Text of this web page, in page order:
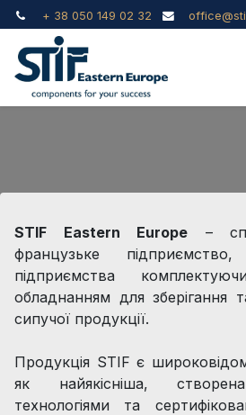
+ 38 050 149 02 32
STIF Eastern Europe –
французьке
підприємства
обладнанням для зберігання
сипучої продукції.
Продукція STIF є
як найякісніша,
технологіями та